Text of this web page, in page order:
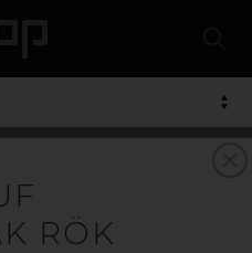
RÖK
SOM
LJUS,